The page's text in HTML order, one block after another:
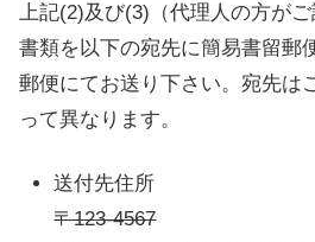
上記(2)及び(3)（代理人の方が
書類を以下の宛先に簡易書留郵
郵便にてお送り下さい。宛先は
って異なります。
送付先住所
〒123-4567